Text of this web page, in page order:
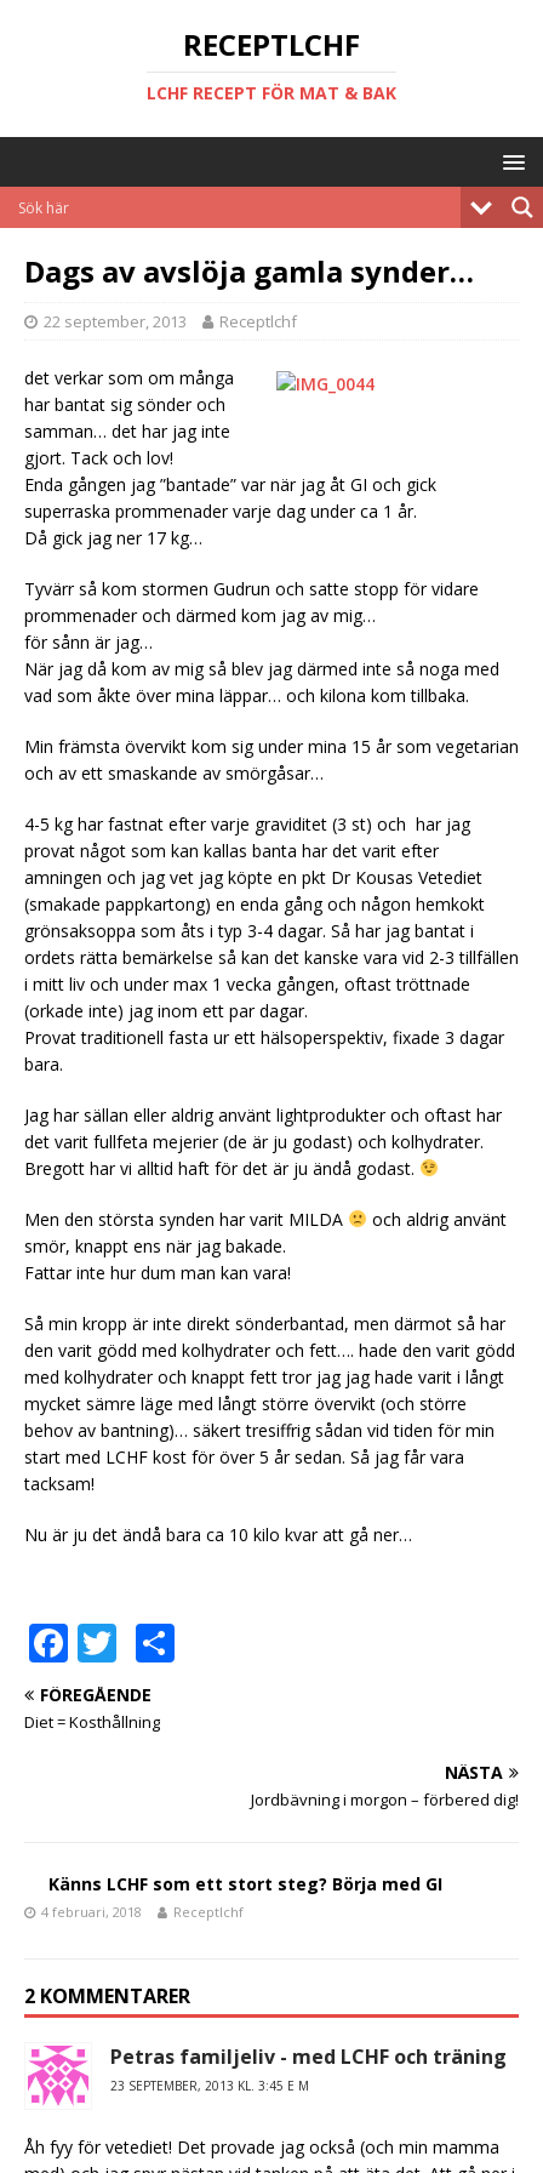
RECEPTLCHF
LCHF RECEPT FÖR MAT & BAK
Dags av avslöja gamla synder…
22 september, 2013 Receptlchf
det verkar som om många
har bantat sig sönder och
samman… det har jag inte
gjort. Tack och lov!
Enda gången jag ”bantade” var när jag åt GI och gick
superraska prommenader varje dag under ca 1 år.
Då gick jag ner 17 kg…
Tyvärr så kom stormen Gudrun och satte stopp för vidare
prommenader och därmed kom jag av mig…
för sånn är jag…
När jag då kom av mig så blev jag därmed inte så noga med
vad som åkte över mina läppar… och kilona kom tillbaka.
Min främsta övervikt kom sig under mina 15 år som vegetarian
och av ett smaskande av smörgåsar…
4-5 kg har fastnat efter varje graviditet (3 st) och har jag
provat något som kan kallas banta har det varit efter
amningen och jag vet jag köpte en pkt Dr Kousas Vetediet
(smakade pappkartong) en enda gång och någon hemkokt
grönsaksoppa som åts i typ 3-4 dagar. Så har jag bantat i
ordets rätta bemärkelse så kan det kanske vara vid 2-3 tillfällen
i mitt liv och under max 1 vecka gången, oftast tröttnade
(orkade inte) jag inom ett par dagar.
Provat traditionell fasta ur ett hälsoperspektiv, fixade 3 dagar
bara.
Jag har sällan eller aldrig använt lightprodukter och oftast har
det varit fullfeta mejerier (de är ju godast) och kolhydrater.
Bregott har vi alltid haft för det är ju ändå godast.
Men den största synden har varit MILDA
och aldrig använt
smör, knappt ens när jag bakade.
Fattar inte hur dum man kan vara!
Så min kropp är inte direkt sönderbantad, men därmot så har
den varit gödd med kolhydrater och fett…. hade den varit gödd
med kolhydrater och knappt fett tror jag jag hade varit i långt
mycket sämre läge med långt större övervikt (och större
behov av bantning)… säkert tresiffrig sådan vid tiden för min
start med LCHF kost för över 5 år sedan. Så jag får vara
tacksam!
Nu är ju det ändå bara ca 10 kilo kvar att gå ner…
F
a
c
o
k
T
w
it
FÖREGÅENDE
Diet = Kosthållning
NÄSTA
Jordbävning i morgon – förbered dig!
Känns LCHF som ett stort steg? Börja med GI
4 februari, 2018 Receptlchf
2 KOMMENTARER
Petras familjeliv - med LCHF och träning
23 SEPTEMBER, 2013 KL. 3:45 E M
Åh fyy för vetediet! Det provade jag också (och min mamma